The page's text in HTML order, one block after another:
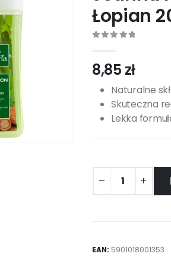
Łopian
8,85 zł
Naturalne
Skuteczna
Lekka
EAN: 5901018001353